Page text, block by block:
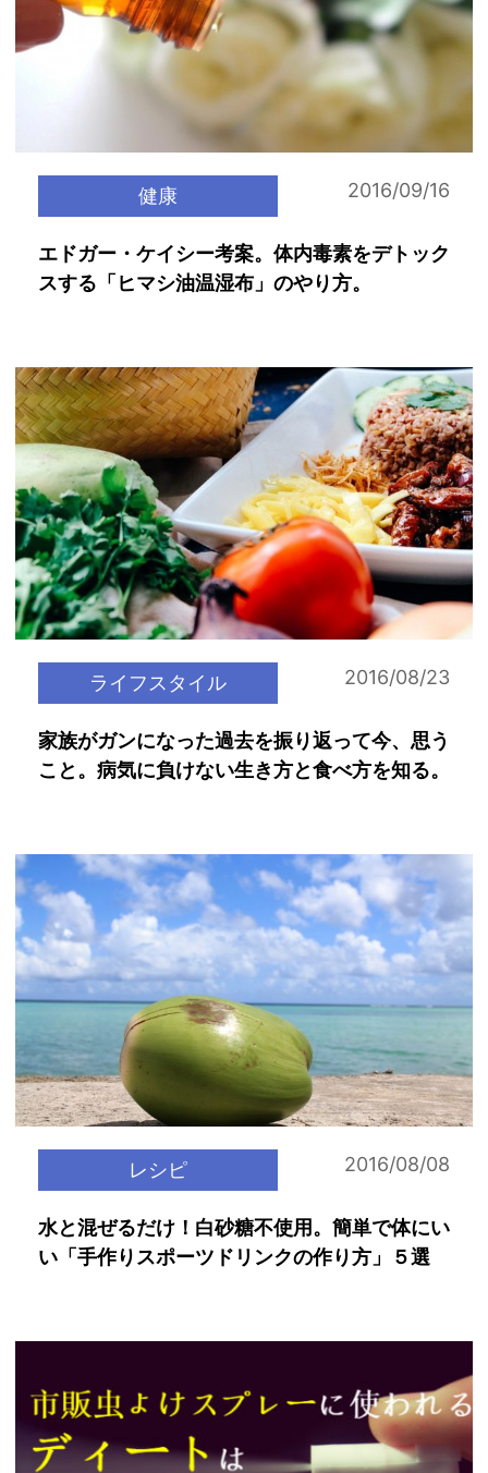
健康 2016/09/16
エドガー・ケイシー考案。体内毒素をデトック
スする「ヒマシ油温湿布」のやり方。
ライフスタイル 2016/08/23
家族がガンになった過去を振り返って今、思う
こと。病気に負けない生き方と食べ方を知る。
レシピ 2016/08/08
水と混ぜるだけ！白砂糖不使用。簡単で体にい
い「手作りスポーツドリンクの作り方」５選